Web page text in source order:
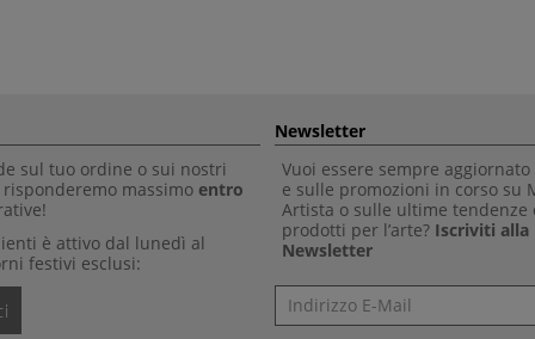
sul tuo ordine o sui nostri
massimo entro
è attivo dal lunedì al
festivi esclusi:
Newsletter
Vuoi essere sempre
e sulle promozioni in corso su
Artista o sulle ultime tendenze
prodotti per l’arte? Iscriviti alla
Newsletter
Newsletter